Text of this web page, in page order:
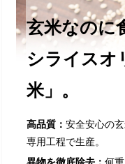
玄米なのに
シライスオ
米」。
高品質： 安全安心の
専用工程で生産。